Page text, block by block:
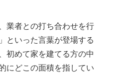
業者との打ち合わせを行
といった言葉が登場する
初めて家を建てる方の中
にどこの面積を指してい